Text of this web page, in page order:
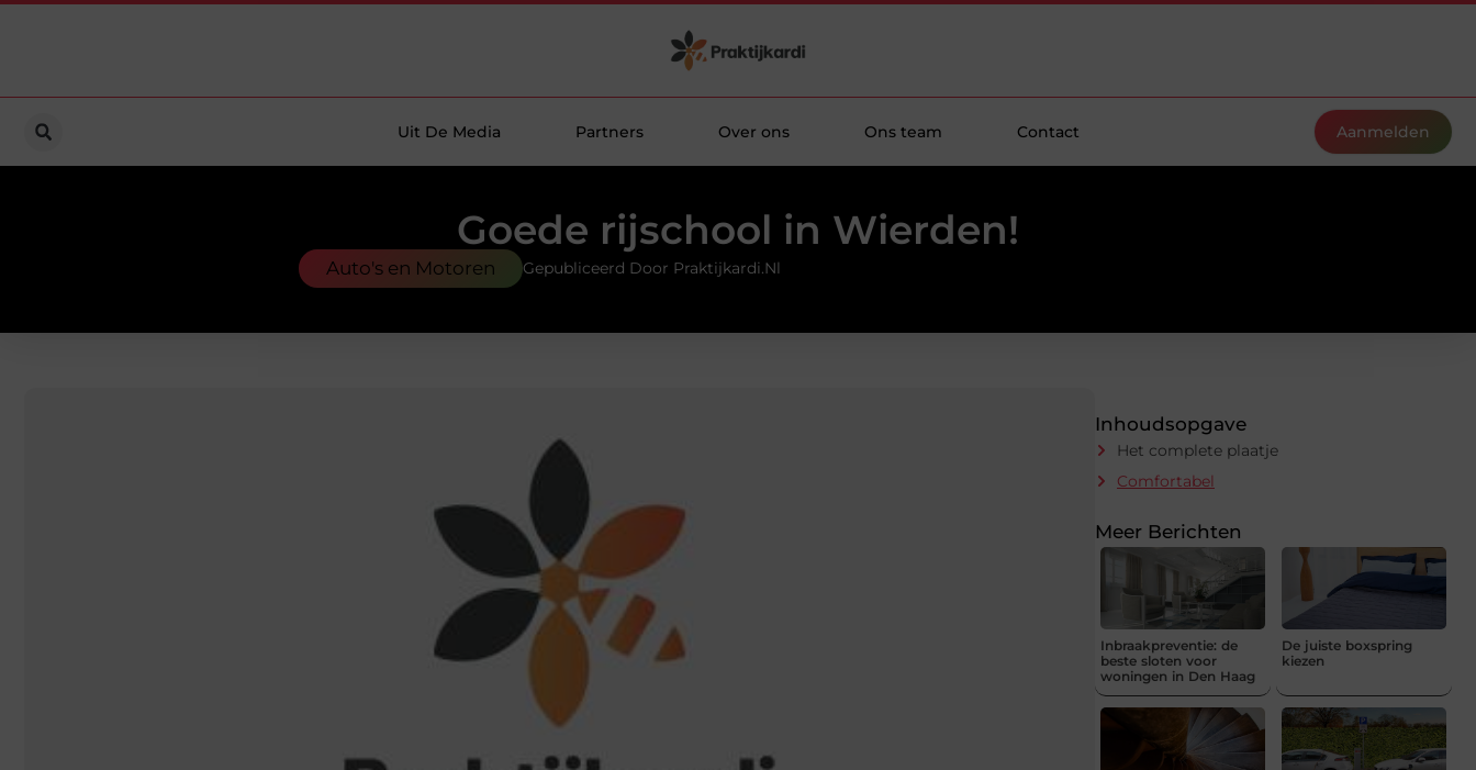
Uit De Media Partners Over ons Ons team Contact Aanmelden
Goede rijschool in Wierden!
Auto's en Motoren Gepubliceerd Door Praktijkardi.nl
Inhoudsopgave
Het complete plaatje
Comfortabel
Meer Berichten
Inbraakpreventie: de
beste sloten voor
woningen in Den Haag
De juiste boxspring
kiezen